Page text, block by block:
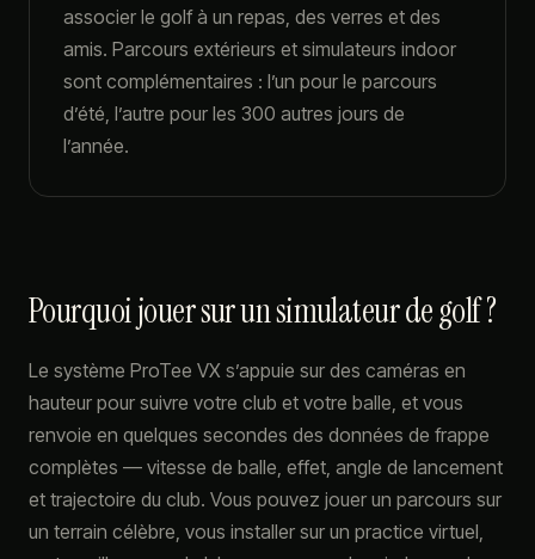
associer le golf à un repas, des verres et des
amis. Parcours extérieurs et simulateurs indoor
sont complémentaires : l’un pour le parcours
d’été, l’autre pour les 300 autres jours de
l’année.
Pourquoi jouer sur un simulateur de golf ?
Le système ProTee VX s’appuie sur des caméras en
hauteur pour suivre votre club et votre balle, et vous
renvoie en quelques secondes des données de frappe
complètes — vitesse de balle, effet, angle de lancement
et trajectoire du club. Vous pouvez jouer un parcours sur
un terrain célèbre, vous installer sur un practice virtuel,